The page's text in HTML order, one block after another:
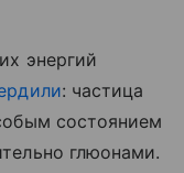
энергий
: частица
состоянием
глюонами.